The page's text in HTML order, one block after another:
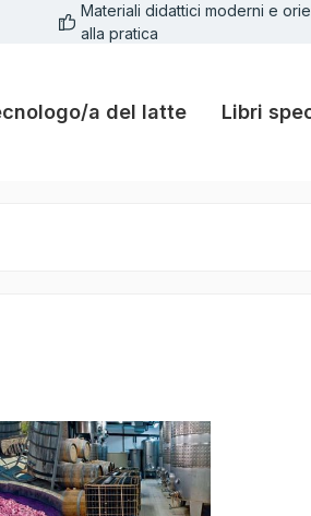
Materiali didattici moderni e
alla pratica
a del latte Libri